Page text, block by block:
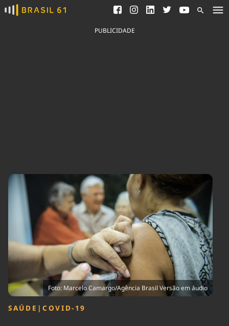
Ver todas as notícias
Saneamento
Indicadores
Agronegócios
Brasil Mineral
Ciência &
Tecnologia
Cinema
Comportamento
Cultura
Economia
Educação
Infraestrutura
Internacional
Meio Ambiente
Podcast
Política
Saúde
Tempo
PUBLICIDADE
Foto: Marcelo Camargo/Agência Brasil Versão em áudio
SAÚDE | COVID-19